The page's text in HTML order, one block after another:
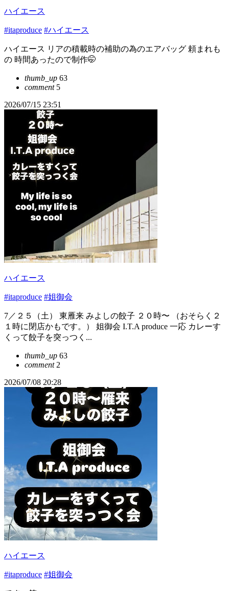
ハイエース
#itaproduce #ハイエース
ハイエース リアの積載時の補助の為のエアバッグ 頼まれも
の 時間あったので制作🤭
thumb_up 63
comment5
2026/07/15 23:51
ハイエース
#itaproduce #姐御会
7／２５（土） 東雁来 みよしの餃子 ２０時〜 （おそらく２
１時に閉店かもです。） 姐御会 I.T.A produce 一応 カレーす
くって餃子を突っつく...
thumb_up 63
comment2
2026/07/08 20:28
ハイエース
#itaproduce #姐御会